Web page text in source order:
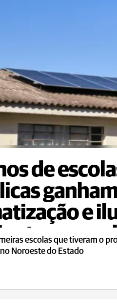
de
e
nas
escolas que tiveram o
Noroeste do Estado